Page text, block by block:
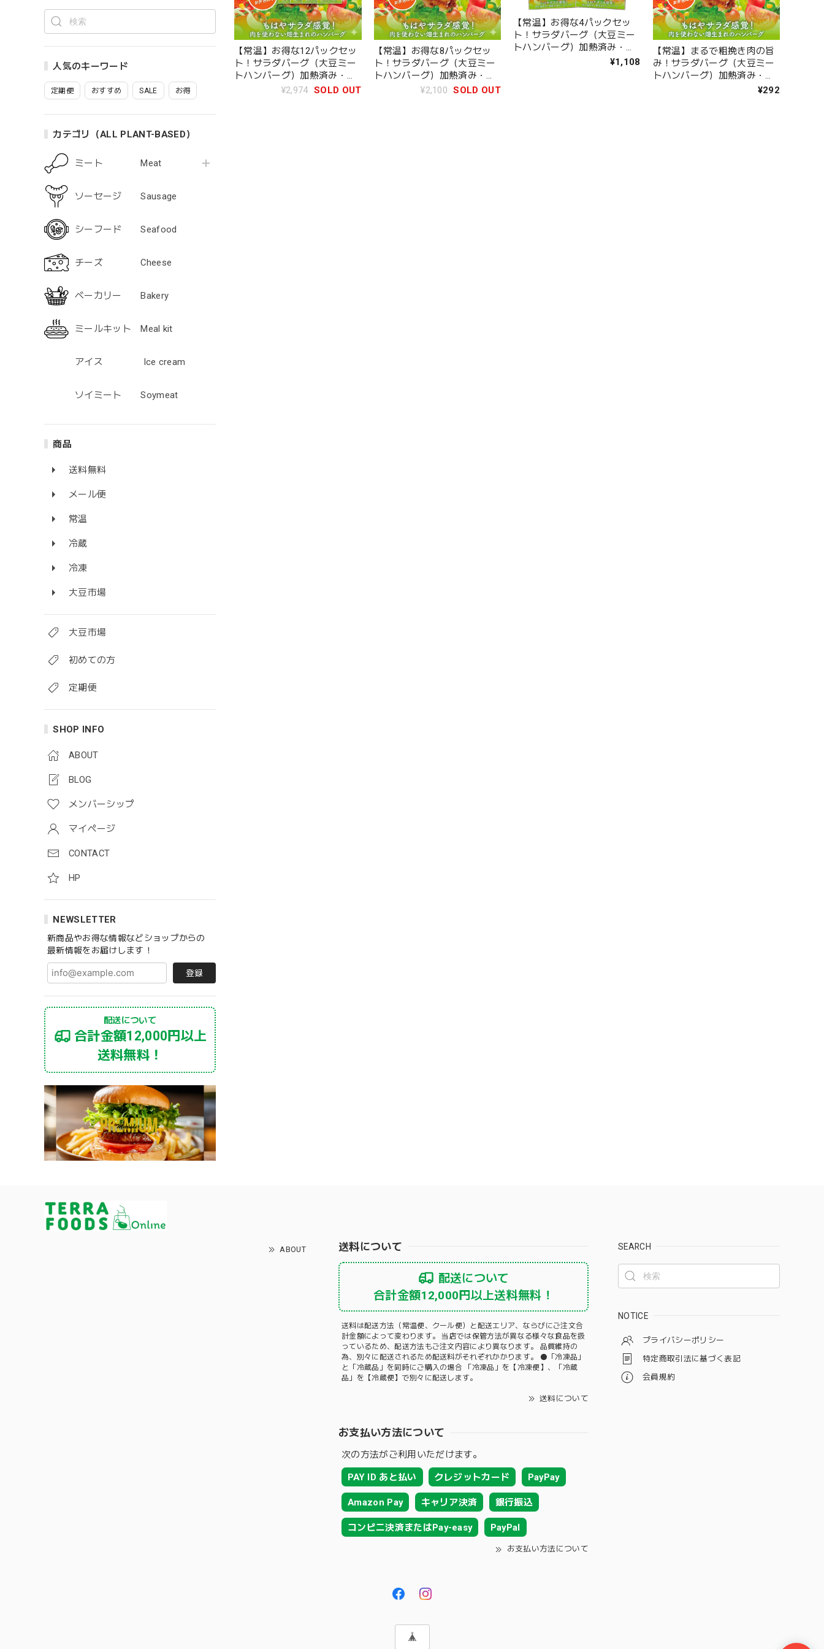
人気のキーワード
定期便 おすすめ SALE お得
カテゴリ（ALL PLANT-BASED）
ミート Meat
ソーセージ Sausage
シーフード Seafood
チーズ Cheese
ベーカリー Bakery
ミールキット Meal kit
アイス Ice cream
ソイミート Soymeat
商品
送料無料
メール便
常温
冷蔵
冷凍
大豆市場
大豆市場
初めての方
定期便
SHOP INFO
ABOUT
BLOG
メンバーシップ
マイページ
CONTACT
HP
NEWSLETTER
新商品やお得な情報などショップからの
最新情報をお届けします！
登録
配送について
合計金額12,000円以上
送料無料！
【常温】お得な12パックセッ
ト！サラダバーグ（大豆ミー
トハンバーグ）加熱済み・ヘ
¥2,974 SOLD OUT
【常温】お得な8パックセッ
ト！サラダバーグ（大豆ミー
トハンバーグ）加熱済み・ヘ
ルシー惣菜¥2,100 SOLD OUT
【常温】お得な4パックセッ
ト！サラダバーグ（大豆ミー
トハンバーグ）加熱済み・ヘ
¥1,108
【常温】まるで粗挽き肉の旨
み！サラダバーグ（大豆ミー
トハンバーグ）加熱済み・ヘ
¥292
ABOUT 送料について
配送について
合計金額12,000円以上送料無料！
送料は配送方法（常温便、クール便）と配送エリア、ならびにご注文合
計金額によって変わります。 当店では保管方法が異なる様々な食品を扱
っているため、配送方法もご注文内容により異なります。 品質維持の
為、別々に配送されるため配送料がそれぞれかかります。 ⚫️「冷凍品」
と「冷蔵品」を同時にご購入の場合 「冷凍品」を【冷凍便】、「冷蔵
品」を【冷蔵便】で別々に配送します。
送料について
お支払い方法について
次の方法がご利用いただけます。
PAY ID あと払い クレジットカード PayPay
Amazon Pay キャリア決済 銀行振込
コンビニ決済またはPay-easy PayPal
お支払い方法について
SEARCH
NOTICE
プライバシーポリシー
特定商取引法に基づく表記
会員規約